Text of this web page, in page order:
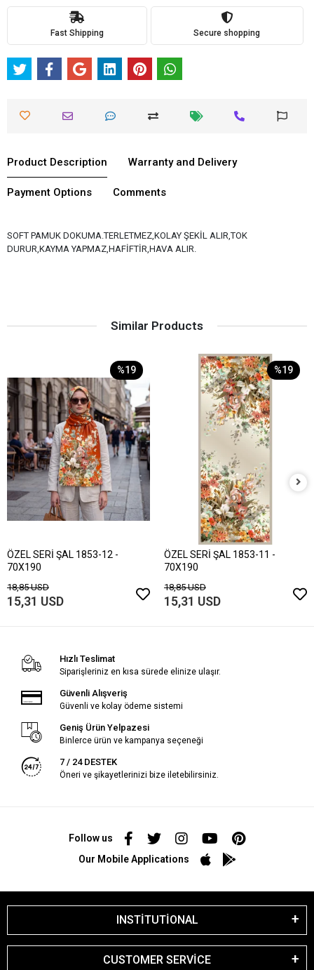
Fast Shipping Secure shopping
Product Description Warranty and Delivery
Payment Options Comments
SOFT PAMUK DOKUMA.TERLETMEZ,KOLAY ŞEKİL ALIR,TOK
DURUR,KAYMA YAPMAZ,HAFİFTİR,HAVA ALIR.
Similar Products
%19
ÖZEL SERİ ŞAL 1853-12 -
70X190
18,85 USD
15,31 USD
%19
ÖZEL SERİ ŞAL 1853-11 -
70X190
18,85 USD
15,31 USD
Hızlı Teslimat
Siparişleriniz en kısa sürede elinize ulaşır.
Güvenli Alışveriş
Güvenli ve kolay ödeme sistemi
Geniş Ürün Yelpazesi
Binlerce ürün ve kampanya seçeneği
7 / 24 DESTEK
Öneri ve şikayetlerinizi bize iletebilirsiniz.
Follow us
Our Mobile Applications
INSTİTUTİONAL
CUSTOMER SERVİCE